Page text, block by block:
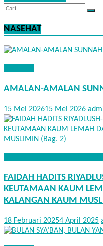
NASEHAT
AMALAN-AMALAN
15 Mei 202615 Mei 2026
FAIDAH HADITS
KEUTAMAAN KAUM
KALANGAN KAUM
18 Februari 20254 April 2025